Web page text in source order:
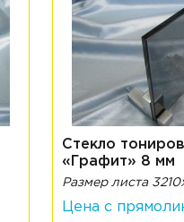
Стекло
«Графит» 8 мм
Размер листа
Цена с